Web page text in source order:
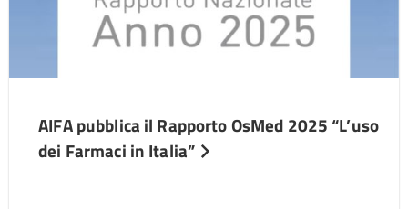
AIFA pubblica il Rapporto OsMed 2025 “L’uso
dei Farmaci in Italia”